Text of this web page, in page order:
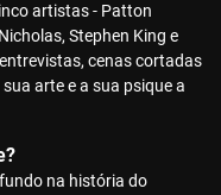
artistas - Patton
Stephen King e
cenas cortadas
arte e a sua psique a
na história do